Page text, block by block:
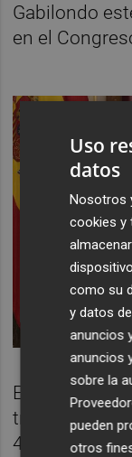
Gabilondo
en el
En concreto,
tramitó un
4.151 más
Uso
datos
Nosotros
cookies y
como su
y datos
anuncios
anuncios
sobre la
pueden
otros